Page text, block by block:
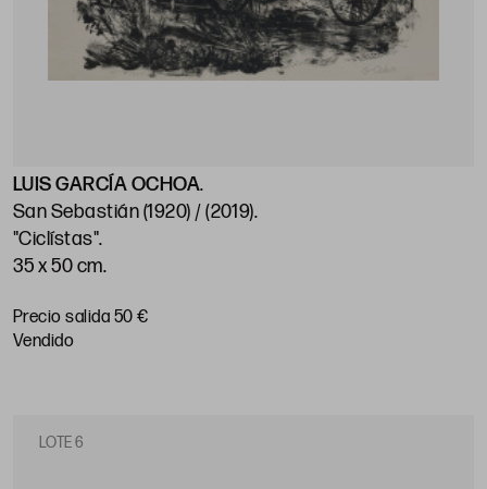
LUIS GARCÍA OCHOA.
San Sebastián (1920) / (2019).
"Ciclístas".
35 x 50 cm.
Precio salida 50 €
vendido
LOTE 6